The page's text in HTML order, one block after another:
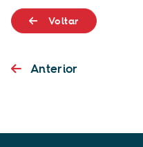
Voltar
Anterior